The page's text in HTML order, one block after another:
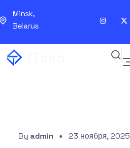
Minsk,
Belarus
By admin 23 ноября, 2025